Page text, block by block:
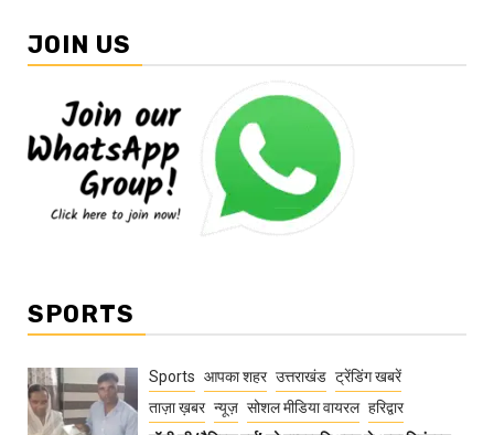
JOIN US
SPORTS
Sports आपका शहर उत्तराखंड ट्रेंडिंग खबरें
ताज़ा ख़बर न्यूज़ सोशल मीडिया वायरल हरिद्वार